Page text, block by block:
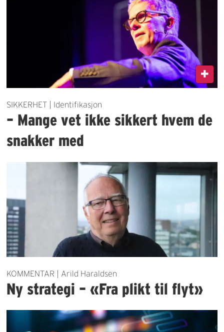
SIKKERHET | Identifikasjon
– Mange vet ikke sikkert hvem de
snakker med
KOMMENTAR | Arild Haraldsen
Ny strategi – «Fra plikt til flyt»